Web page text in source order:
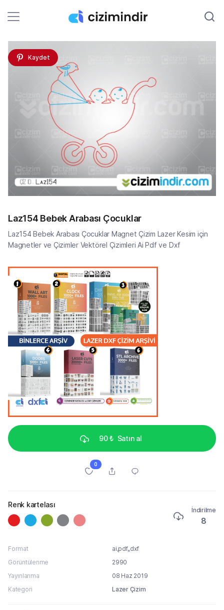
Kaydet
Laz154 Bebek Arabası Çocuklar
Laz154 Bebek Arabası Çocuklar Magnet Çizim Lazer Kesim için
Magnetler ve Çizimler Vektörel Çizimleri Ai Pdf ve Dxf
90 ₺ Satın al
0
Renk kartelası
İndirilme
8
Format
ai,pdf,,dxf
Görüntülenme
2990
Yayınlanma
08 Haz 2019
Kategori
Lazer Çizim